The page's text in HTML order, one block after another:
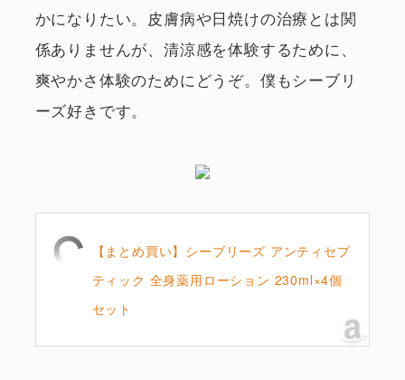
かになりたい。皮膚病や日焼けの治療とは関
係ありませんが、清涼感を体験するために、
爽やかさ体験のためにどうぞ。僕もシーブリ
ーズ好きです。
【まとめ買い】シーブリーズ アンティセプ
ティック 全身薬用ローション 230ml×4個
セット